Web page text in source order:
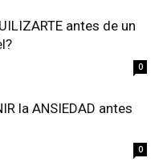
antes de un
0
la ANSIEDAD antes
0